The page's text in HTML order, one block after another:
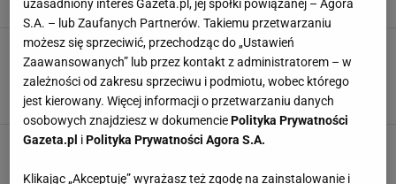
KLUSKI LENIWE NEWS OBIAD BEZ MIĘSA
Pierogi leniwe to ekspresowy obiad dla całej
rodziny. Szybko radzi sobie z głodem i ochotą
na słodkie
PIEROGI PIEROGI LENIWE PRZEPISY KULINARNE
Ten przepis jest w mojej rodzinie od pokoleń.
idealnie miękkie
uzasadniony interes Gazeta.pl, jej spółki powiązanej – Agora
S.A. – lub Zaufanych Partnerów. Takiemu przetwarzaniu
możesz się sprzeciwić, przechodząc do „Ustawień
Zaawansowanych” lub przez kontakt z administratorem – w
zależności od zakresu sprzeciwu i podmiotu, wobec którego
jest kierowany. Więcej informacji o przetwarzaniu danych
osobowych znajdziesz w dokumenciePolityka Prywatności
Gazeta.pl iPolityka Prywatności Agora S.A.
Klikając „Akceptuję” wyrażasz też zgodę na zainstalowanie i